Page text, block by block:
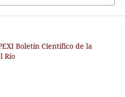
Boletín Científico de la
Río